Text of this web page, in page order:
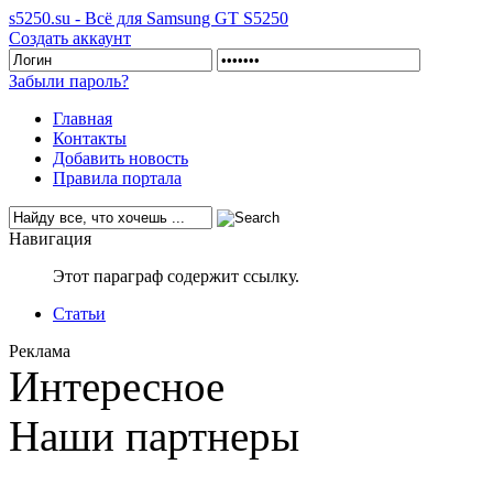
s5250.su - Всё для Samsung GT S5250
Создать аккаунт
Забыли пароль?
Главная
Контакты
Добавить новость
Правила портала
Навигация
Этот параграф содержит ссылку.
Статьи
Реклама
Интересное
Наши партнеры